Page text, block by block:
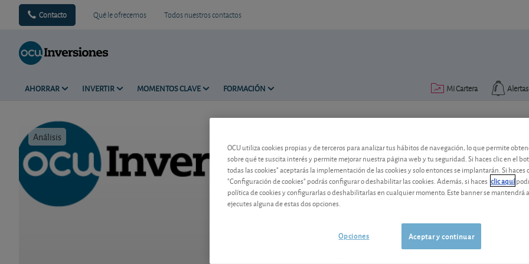
Contacto Qué le ofrecemos Todos nuestros contactos
AHORRAR INVERTIR MOMENTOS CLAVE FORMACIÓN Alertas
Mi Cartera
Análisis
Enagás: alto y creciente
El transportista de gas en nuestro
esperado.
OCU utiliza cookies propias y de terceros para analizar tus hábitos de navegación, lo que permite
sobre qué te suscita interés y permite mejorar nuestra página web y tu seguridad. Si haces clic en el
todas las cookies" aceptarás la implementación de las cookies y solo entonces se implantarán. Si haces
"Configuración de cookies" podrás configurar o deshabilitar las cookies. Además, si haces clic aquí
política de cookies y configurarlas o deshabilitarlas en cualquier momento. Este banner se mantendrá
ejecutes alguna de estas dos opciones.
Aceptar y continuar
Opciones